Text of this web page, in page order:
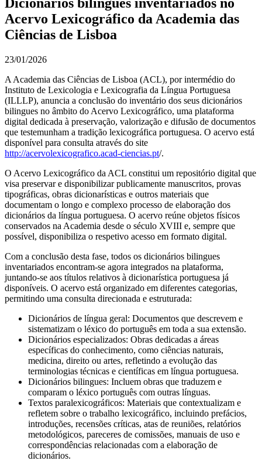
Acervo Lexicográfico da Academia das
Ciências de Lisboa
23/01/2026
A Academia das Ciências de Lisboa (ACL), por intermédio do
Instituto de Lexicologia e Lexicografia da Língua Portuguesa
(ILLLP), anuncia a conclusão do inventário dos seus dicionários
bilingues no âmbito do Acervo Lexicográfico, uma plataforma
digital dedicada à preservação, valorização e difusão de documentos
que testemunham a tradição lexicográfica portuguesa. O acervo está
disponível para consulta através do site
http://acervolexicografico.acad-ciencias.pt/.
O Acervo Lexicográfico da ACL constitui um repositório digital que
visa preservar e disponibilizar publicamente manuscritos, provas
tipográficas, obras dicionarísticas e outros materiais que
documentam o longo e complexo processo de elaboração dos
dicionários da língua portuguesa. O acervo reúne objetos físicos
conservados na Academia desde o século XVIII e, sempre que
possível, disponibiliza o respetivo acesso em formato digital.
Com a conclusão desta fase, todos os dicionários bilingues
inventariados encontram-se agora integrados na plataforma,
juntando-se aos títulos relativos à dicionarística portuguesa já
disponíveis. O acervo está organizado em diferentes categorias,
permitindo uma consulta direcionada e estruturada:
Dicionários de língua geral: Documentos que descrevem e
sistematizam o léxico do português em toda a sua extensão.
Dicionários especializados: Obras dedicadas a áreas
específicas do conhecimento, como ciências naturais,
medicina, direito ou artes, refletindo a evolução das
terminologias técnicas e científicas em língua portuguesa.
Dicionários bilingues: Incluem obras que traduzem e
comparam o léxico português com outras línguas.
Textos paralexicográficos: Materiais que contextualizam e
refletem sobre o trabalho lexicográfico, incluindo prefácios,
introduções, recensões críticas, atas de reuniões, relatórios
metodológicos, pareceres de comissões, manuais de uso e
correspondências relacionadas com a elaboração de
dicionários.